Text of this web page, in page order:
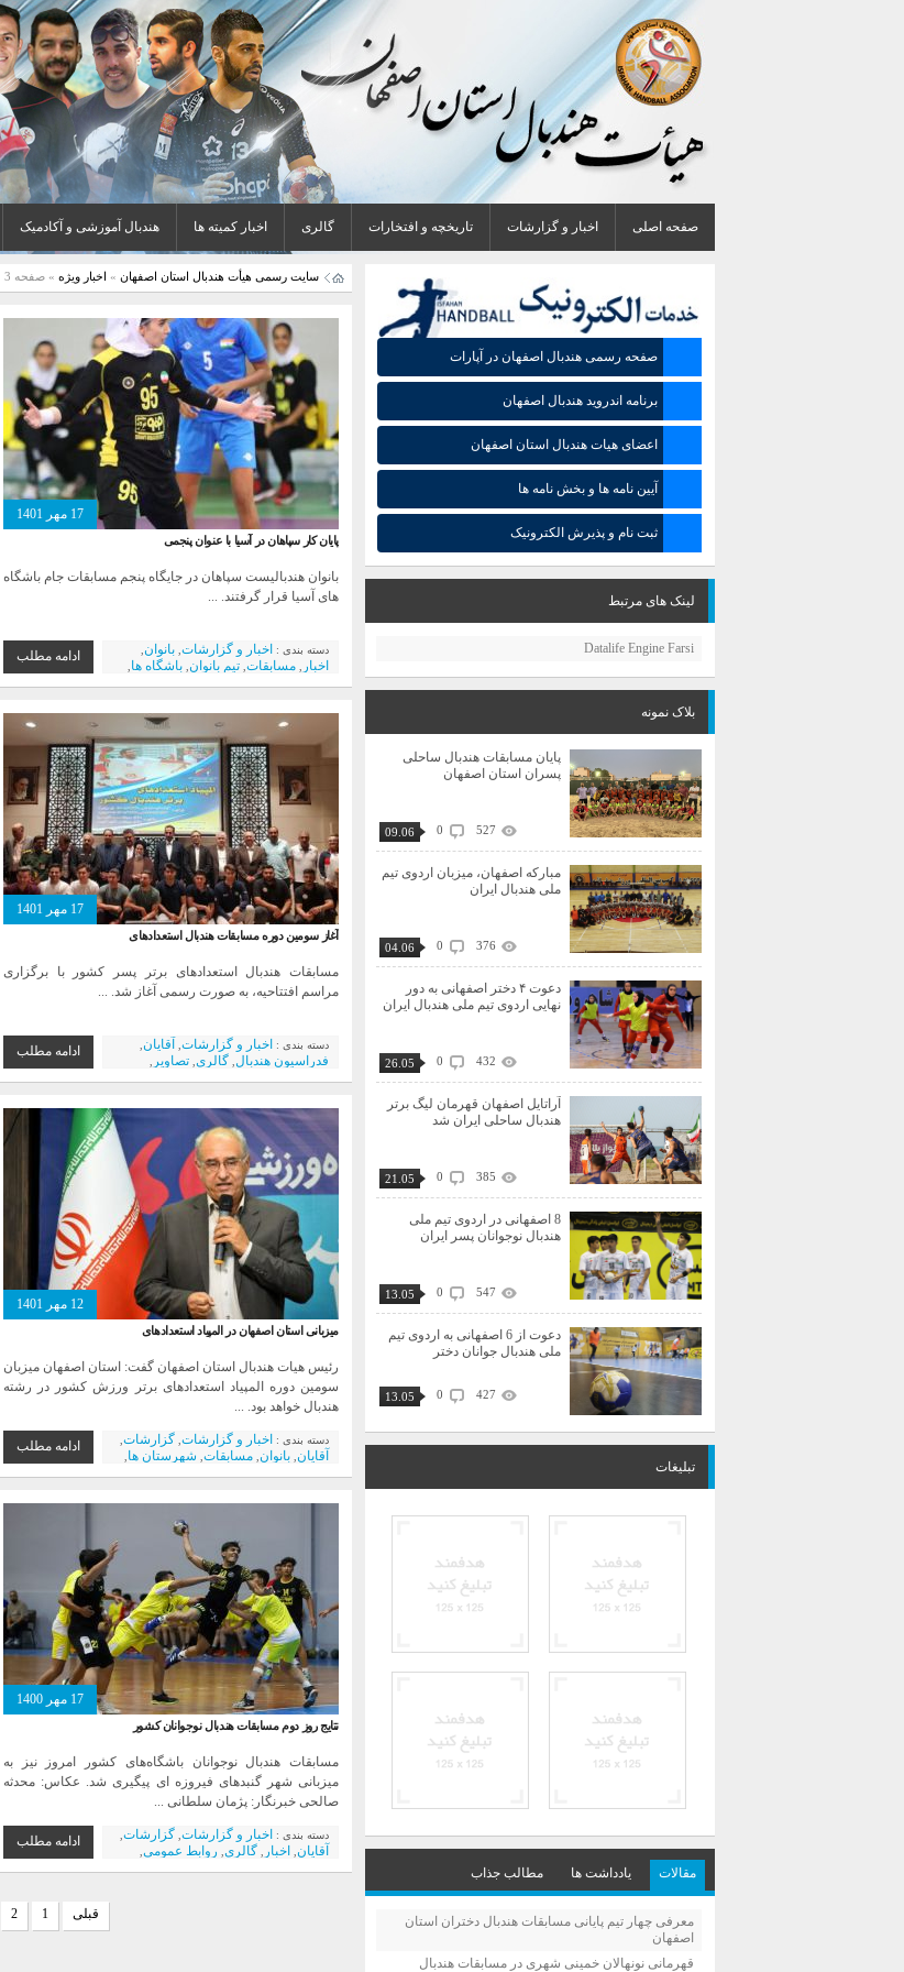
صفحه اصلی اخبار و گزارشات تاریخچه و افتخارات گالری اخبار کمیته ها هندبال آموزشی و آکادمیک
ثبت نام و پذیرش الکترونیک
آیین نامه ها و بخش نامه ها
اعضای هیات هندبال استان اصفهان
برنامه اندروید هندبال اصفهان
صفحه رسمی هندبال اصفهان در آپارات
لینک های مرتبط
Datalife Engine Farsi
بلاک نمونه
پایان مسابقات هندبال ساحلی
پسران استان اصفهان
09.06 527
0
مبارکه اصفهان، میزبان اردوی تیم
ملی هندبال ایران
04.06 376
0
دعوت ۴ دختر اصفهانی به دور
نهایی اردوی تیم ملی هندبال ایران
26.05 432
0
آراتایل اصفهان قهرمان لیگ برتر
هندبال ساحلی ایران شد
21.05 385
0
8 اصفهانی در اردوی تیم ملی
هندبال نوجوانان پسر ایران
13.05 547
0
دعوت از 6 اصفهانی به اردوی تیم
ملی هندبال جوانان دختر
13.05 427
0
تبلیغات
مقالات یادداشت ها مطالب جذاب
معرفی چهار تیم پایانی مسابقات هندبال دختران استان
اصفهان
قهرمانی نونهالان خمینی شهری در مسابقات هندبال
سایت رسمی هیأت هندبال استان اصفهان » اخبار ویژه » صفحه 3
17 مهر 1401
پایان کار سپاهان در آسیا با عنوان پنجمی
بانوان هندبالیست سپاهان در جایگاه پنجم مسابقات جام باشگاه
های آسیا قرار گرفتند. ...
دسته بندی : اخبار و گزارشات بانوان
اخبار مسابقات تیم بانوان باشگاه ها
ادامه مطلب
17 مهر 1401
آغاز سومین دوره مسابقات هندبال استعداد‌های
مسابقات هندبال استعداد‌های برتر پسر کشور با برگزاری
مراسم افتتاحیه، به صورت رسمی آغاز شد. ...
دسته بندی : اخبار و گزارشات آقایان
فدراسیون هندبال گالری تصاویر
اخبار ویژه
ادامه مطلب
12 مهر 1401
میزبانی استان اصفهان در المپیاد استعداد‌های
رئیس هیات هندبال استان اصفهان گفت: استان اصفهان میزبان
سومین دوره المپیاد استعدادهای برتر ورزش کشور در رشته
هندبال خواهد بود. ...
دسته بندی : اخبار و گزارشات گزارشات
آقایان بانوان مسابقات شهرستان ها
ادامه مطلب
17 مهر 1400
نتایج روز دوم مسابقات هندبال نوجوانان کشور
مسابقات هندبال نوجوانان باشگاه‌های کشور امروز نیز به
میزبانی شهر گنبدهای فیروزه ای پیگیری شد. عکاس: محدثه
صالحی خبرنگار: پژمان سلطانی ...
دسته بندی : اخبار و گزارشات گزارشات
آقایان اخبار گالری روابط عمومی
ادامه مطلب
قبلی 1
2